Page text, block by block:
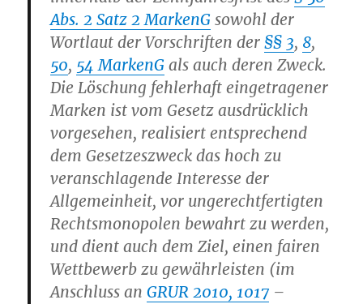
Abs. 2 Satz 2 MarkenG sowohl der
Wortlaut der Vorschriften der§§ 3, 8,
50, 54 MarkenG als auch deren Zweck.
Die Löschung fehlerhaft eingetragener
Marken ist vom Gesetz ausdrücklich
vorgesehen, realisiert entsprechend
dem Gesetzeszweck das hoch zu
veranschlagende Interesse der
Allgemeinheit, vor ungerechtfertigten
Rechtsmonopolen bewahrt zu werden,
und dient auch dem Ziel, einen fairen
Wettbewerb zu gewährleisten (im
Anschluss anGRUR 2010, 1017 –